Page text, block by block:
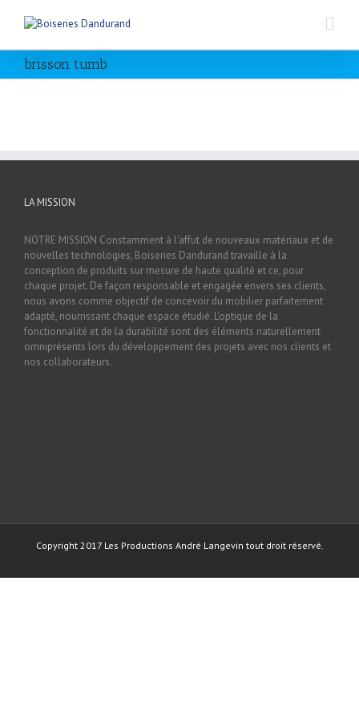
brisson tumb
LA MISSION
NOTRE MISSION Constamment à l'affut de nouveaux matériaux et de
nouvelles technologies, Boiseries Dandurand travaille à la
conception de produits sur mesure de haute qualité et ce, pour
chaque projet. De façon responsable et engagée envers ses clients,
nous avons comme objectif de concevoir du mobilier parfaitement
adapté, nourrissant chaque espace étudié. L'optique de la
fonctionnalité et de la durabilité sont des éléments naturellement
omniprésents lors du développement des projets avec nos clients et
nos collaborateurs.
Copyright 2017 Les Productions André Langevin tout droit réservé.